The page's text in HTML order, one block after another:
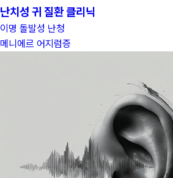
난치성 귀 질환 클리닉
이명 돌발성 난청
메니에르 어지럼증